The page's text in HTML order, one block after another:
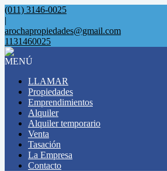
(011) 3146-0025
|
arochapropiedades@gmail.com
1131460025
MENÚ
LLAMAR
Propiedades
Emprendimientos
Alquiler
Alquiler temporario
Venta
Tasación
La Empresa
Contacto